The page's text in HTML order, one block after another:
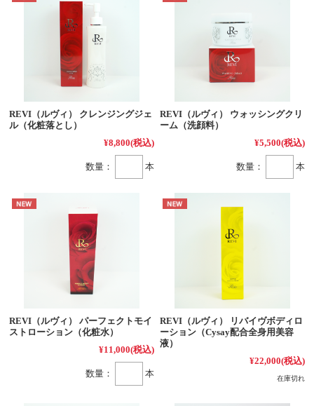
REVI（ルヴィ） クレンジングジェ
ル（化粧落とし）
¥8,800(税込)
数量： 本
REVI（ルヴィ） ウォッシングクリ
ーム（洗顔料）
¥5,500(税込)
数量： 本
REVI（ルヴィ） パーフェクトモイ
ストローション（化粧水）
¥11,000(税込)
数量： 本
REVI（ルヴィ） リバイヴボディロ
ーション（Cysay配合全身用美容
液）
¥22,000(税込)
在庫切れ